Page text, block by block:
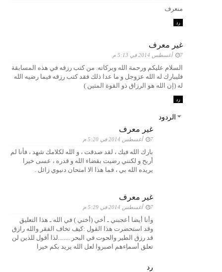
منعرف
رد
غير معرف
7 أغسطس 2014 في 5:13 م
السلام عليكم ورحمة الله وبركاته. من كتب رزقه في هذه المسابقة
فليبارك له الله عزوجل و ما عدا ذلك فقد كتب رزقه فيما رضيه الله
له (إن الله هو الرزاق ذو القوة المتين )
رد
الردود
غير معرف
7 أغسطس 2014 في 5:20 م
بارك الله فيك ، لقد صدقت ، و الله لكلامك شهد ، فأنا لم
أربح و لكنني رضيت بقضاء الله و قدره ، عسى خيرا
يريده الله بي ، فما هذا الا امتحان دنيوي زائل .
غير معرف
7 أغسطس 2014 في 5:29 م
وأنا أيضا أعجبني ـ أخي (أختي ) في الله ـ هذا التعليق
وقد استحضرت هذا القول :كيف تخاف الفقر والله رازق
قد رزق الطير والحوت في البحر ........لذا أقول للذين لن
تعلق أسماِءهم اصبروا لعل الله يريد بكم خيرا
رد